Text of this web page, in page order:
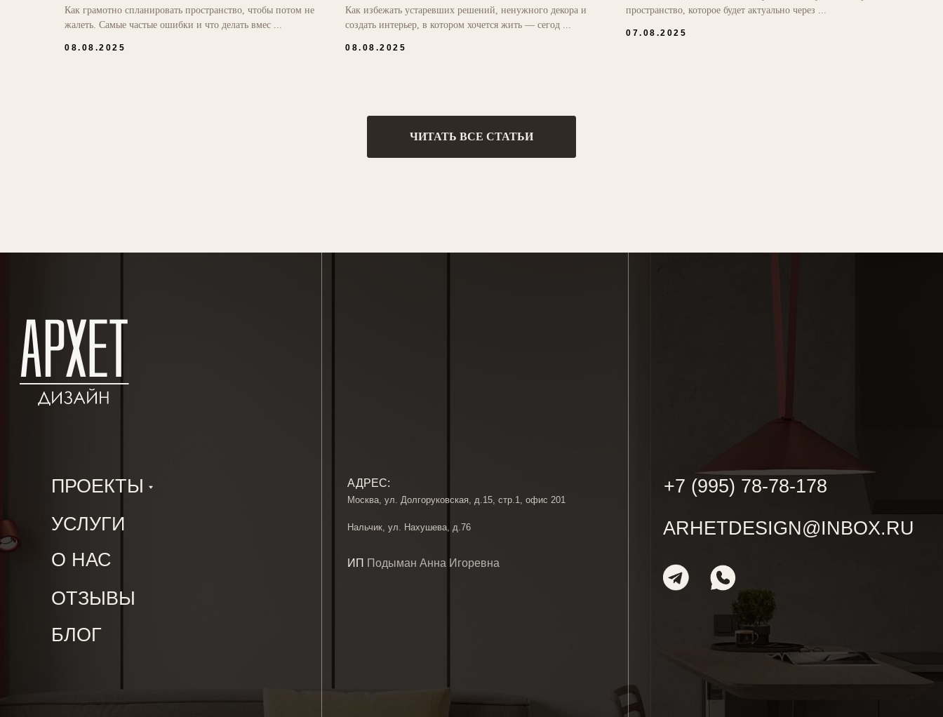
Как грамотно спланировать пространство, чтобы потом не
жалеть. Самые частые ошибки и что делать вмес ...
08.08.2025
Как избежать устаревших решений, ненужного декора и
создать интерьер, в котором хочется жить — сегод ...
08.08.2025
пространство, которое будет актуально через ...
07.08.2025
ЧИТАТЬ ВСЕ СТАТЬИ
О НАС
БЛОГ
ПРОЕКТЫ
УСЛУГИ
Все права принадлежат АРХЕТ ДИЗАЙН Политика конфиденциальности